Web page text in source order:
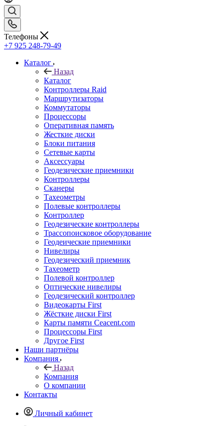
Телефоны
+7 925 248-79-49
Каталог
Назад
Каталог
Контроллеры Raid
Маршрутизаторы
Коммутаторы
Процессоры
Оперативная память
Жесткие диски
Блоки питания
Сетевые карты
Аксессуары
Геодезические приемники
Контроллеры
Сканеры
Тахеометры
Полевые контроллеры
Контроллер
Геодезические контроллеры
Трассопоисковое оборудование
Геодеические приемники
Нивелиры
Геодезический приемник
Тахеометр
Полевой контроллер
Оптические нивелиры
Геодезический контроллер
Видеокарты First
Жёсткие диски First
Карты памяти Ceacent.com
Процессоры First
Другое First
Наши партнёры
Компания
Назад
Компания
О компании
Контакты
Личный кабинет